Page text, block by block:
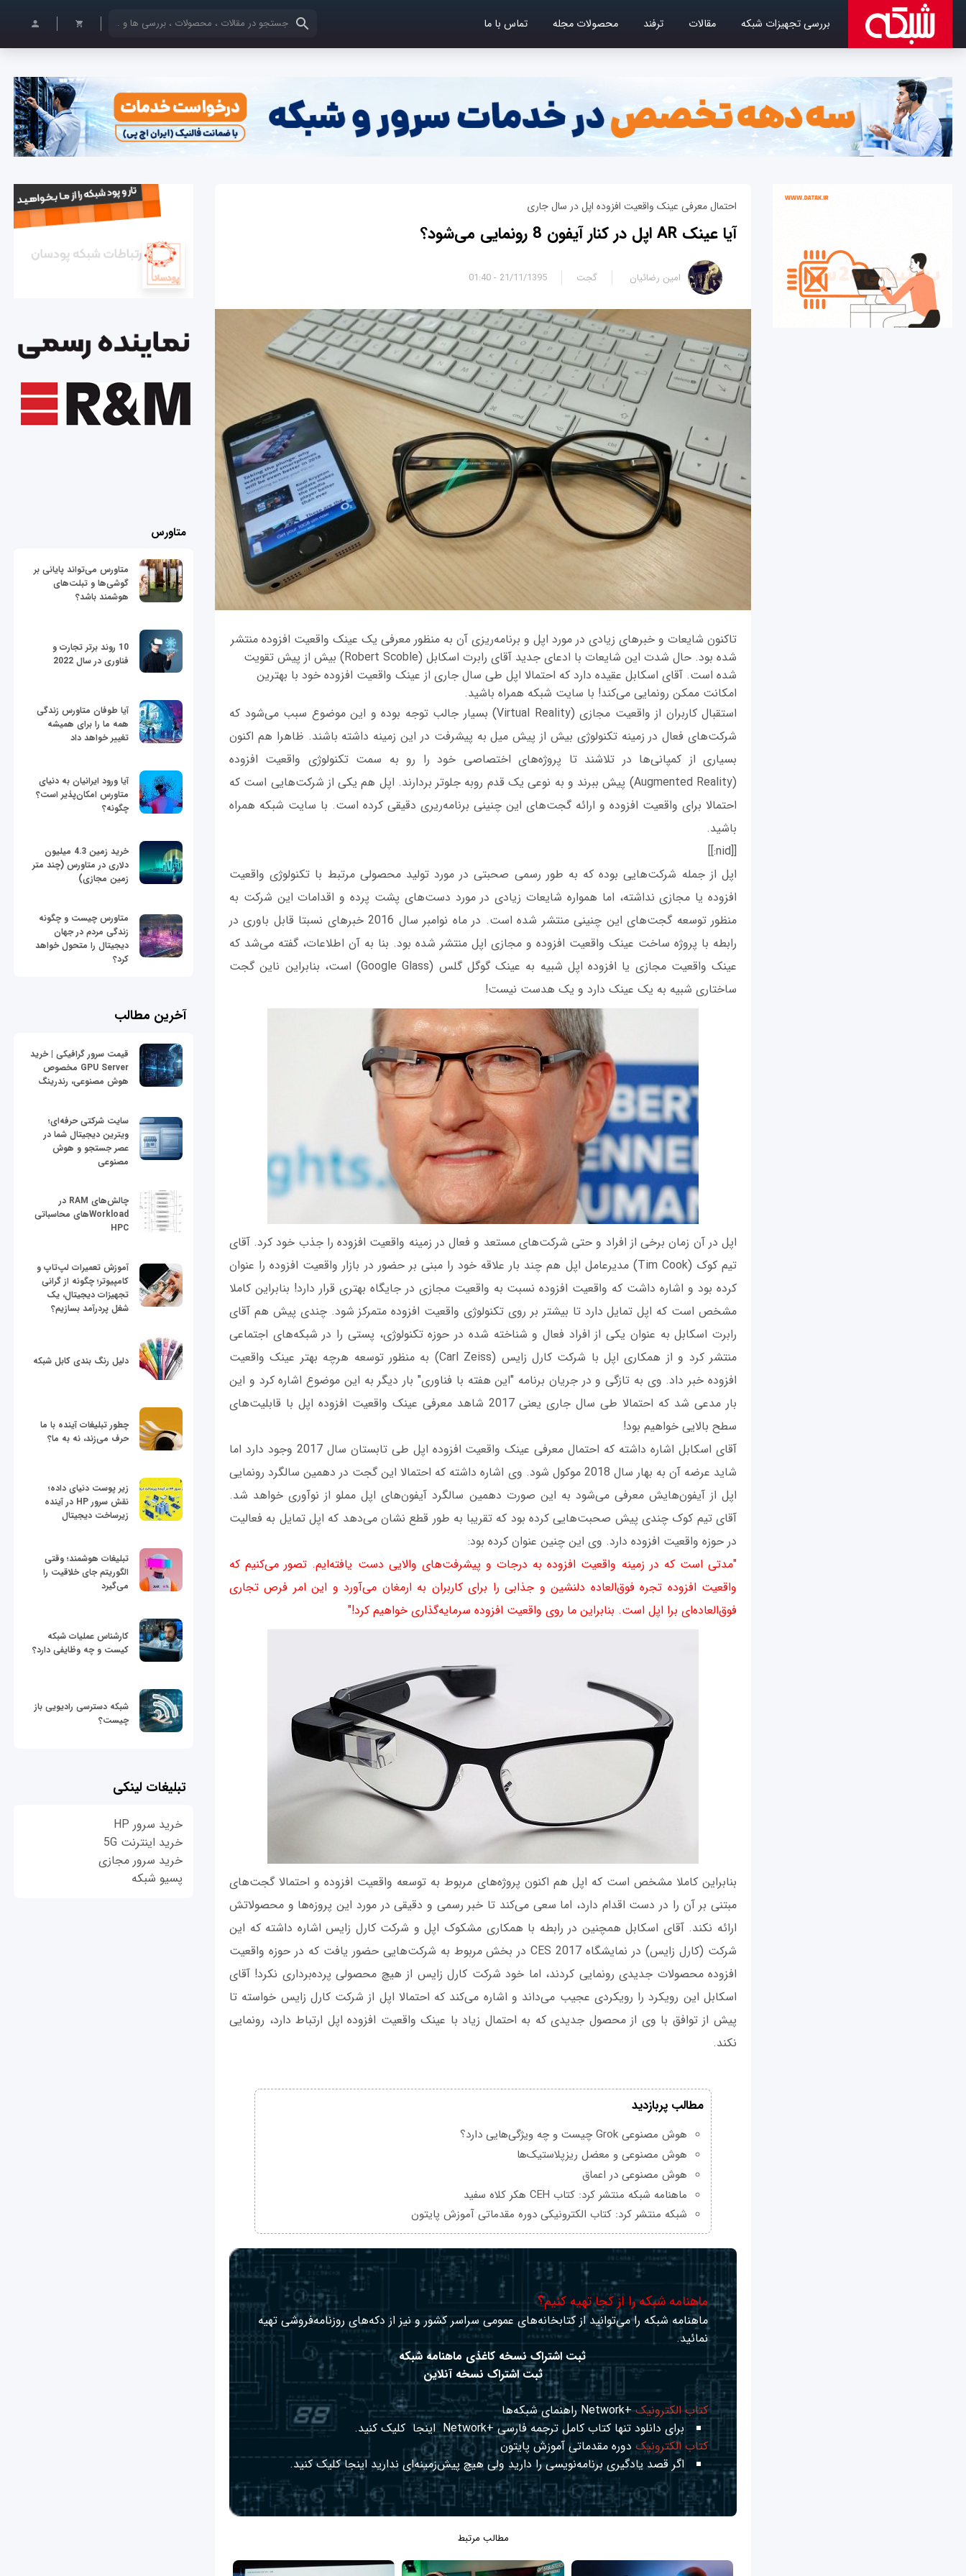
بررسی تجهیزات شبکه مقالات ترفند محصولات مجله تماس با ما کلمات کلیدی خود را وارد کنید
احتمال معرفی عینک واقعیت افزوده اپل در سال جاری
آیا عینک AR اپل در کنار آیفون 8 رونمایی می‌شود؟
21/11/1395 - 01:40 امین رضائیان گجت
تاکنون شایعات و خبرهای زیادی در مورد اپل و برنامه‌ریزی آن به منظور معرفی یک عینک واقعیت افزوده منتشر
شده بود. حال شدت این شایعات با ادعای جدید آقای رابرت اسکابل (Robert Scoble) بیش از پیش تقویت
شده است. آقای اسکابل عقیده دارد که احتمالا اپل طی سال جاری از عینک واقعیت افزوده خود با بهترین
امکانت ممکن رونمایی می‌کند! با سایت شبکه همراه باشید.
استقبال کاربران از واقعیت مجازی (Virtual Reality) بسیار جالب توجه بوده و این موضوع سبب می‌شود که
شرکت‌های فعال در زمینه تکنولوژی بیش از پیش میل به پیشرفت در این زمینه داشته باشند. ظاهرا هم اکنون
بسیاری از کمپانی‌ها در تلاشند تا پروژه‌های اختصاصی خود را رو به سمت تکنولوژی واقعیت افزوده
(Augmented Reality) پیش ببرند و به نوعی یک قدم روبه جلوتر بردارند. اپل هم یکی از شرکت‌هایی است که
احتمالا برای واقعیت افزوده و ارائه گجت‌های این چنینی برنامه‌ریری دقیقی کرده است. با سایت شبکه همراه
باشید.
[[nid:]]
اپل از جمله شرکت‌هایی بوده که به طور رسمی صحبتی در مورد تولید محصولی مرتبط با تکنولوژی واقعیت
افزوده یا مجازی نداشته، اما همواره شایعات زیادی در مورد دست‌های پشت پرده و اقدامات این شرکت به
منظور توسعه گجت‌های این چنینی منتشر شده است. در ماه نوامبر سال 2016 خبرهای نسبتا قابل باوری در
رابطه با پروژه ساخت عینک واقعیت افزوده و مجازی اپل منتشر شده بود. بنا به آن اطلاعات، گفته می‌شد که
عینک واقعیت مجازی یا افزوده اپل شبیه به عینک گوگل گلس (Google Glass) است، بنابراین ناین گجت
ساختاری شبیه به یک عینک دارد و یک هدست نیست!
اپل در آن زمان برخی از افراد و حتی شرکت‌های مستعد و فعال در زمینه واقعیت افزوده را جذب خود کرد. آقای
تیم کوک (Tim Cook) مدیرعامل اپل هم چند بار علاقه خود را مبنی بر حضور در بازار واقعیت افزوده را عنوان
کرده بود و اشاره داشت که واقعیت افزوده نسبت به واقعیت مجازی در جایگاه بهتری قرار دارد! بنابراین کاملا
مشخص است که اپل تمایل دارد تا بیشتر بر روی تکنولوژی‌ واقعیت افزوده متمرکز شود. چندی پیش هم آقای
رابرت اسکابل به عنوان یکی از افراد فعال و شناخته شده در حوزه تکنولوژی، پستی را در شبکه‌های اجتماعی
منتشر کرد و از همکاری اپل با شرکت کارل زایس (Carl Zeiss) به منظور توسعه هرچه بهتر عینک واقعیت
افزوده خبر داد. وی به تازگی و در جریان برنامه "این هفته با فناوری" بار دیگر به این موضوع اشاره کرد و این
بار مدعی شد که احتمالا طی سال جاری یعنی 2017 شاهد معرفی عینک واقعیت افزوده اپل با قابلیت‌های
سطح بالایی خواهیم بود!
آقای اسکابل اشاره داشته که احتمال معرفی عینک واقعیت افزوده اپل طی تابستان سال 2017 وجود دارد اما
شاید عرضه آن به بهار سال 2018 موکول شود. وی اشاره داشته که احتمالا این گجت در دهمین سالگرد رونمایی
اپل از آیفون‌هایش معرفی می‌شود به این صورت دهمین سالگرد آیفون‌های اپل مملو از نوآوری خواهد شد.
آقای تیم کوک چندی پیش صحبت‌هایی کرده بود که تقریبا به طور قطع نشان می‌دهد که اپل تمایل به فعالیت
در حوزه واقعیت افزوده دارد. وی این چنین عنوان کرده بود:
"مدتی است که در زمینه واقعیت افزوده به درجات و پیشرفت‌های والایی دست یافته‌ایم. تصور می‌کنیم که
واقعیت افزوده تجره فوق‌العاده دلنشین و جذابی را برای کاربران به ارمغان می‌آورد و این امر فرص تجاری
فوق‌العاده‌ای برا اپل است. بنابراین ما روی واقعیت افزوده سرمایه‌گذاری خواهیم کرد!"
بنابراین کاملا مشخص است که اپل هم اکنون پروژه‌های مربوط به توسعه واقعیت افزوده و احتمالا گجت‌های
مبتنی بر آن را در دست اقدام دارد، اما سعی می‌کند تا خبر رسمی و دقیقی در مورد این پروزه‌ها و محصولاتش
ارائه نکند. آقای اسکابل همچنین در رابطه با همکاری مشکوک اپل و شرکت کارل زایس اشاره داشته که این
شرکت (کارل زایس) در نمایشگاه CES 2017 در بخش مربوط به شرکت‌هایی حضور یافت که در حوزه واقعیت
افزوده محصولات جدیدی رونمایی کردند، اما خود شرکت کارل زایس از هیچ محصولی پرده‌برداری نکرد! آقای
اسکابل این رویکرد را رویکردی عجیب می‌داند و اشاره می‌کند که احتمالا اپل از شرکت کارل زایس خواسته تا
پیش از توافق با وی از محصول جدیدی که به احتمال زیاد با عینک واقعیت افزوده اپل ارتباط دارد، رونمایی
نکند.
مطالب پربازدید
هوش مصنوعی Grok چیست و چه ویژگی‌هایی دارد؟
هوش مصنوعی و معضل ریزپلاستیک‌ها
هوش مصنوعی در اعماق
ماهنامه شبکه منتشر کرد: کتاب CEH هکر کلاه سفید
شبکه منتشر کرد: کتاب الکترونیکی دوره مقدماتی آموزش پایتون
ماهنامه شبکه را از کجا تهیه کنیم؟
ماهنامه شبکه را می‌توانید از کتابخانه‌های عمومی سراسر کشور و نیز از دکه‌های روزنامه‌فروشی تهیه
نمائید.
ثبت اشتراک نسخه کاغذی ماهنامه شبکه
ثبت اشتراک نسخه آنلاین
کتاب الکترونیک+Network راهنمای شبکه‌ها
برای دانلود تنها کتاب کامل ترجمه فارسی +Network
اینجا کلیک کنید.
کتاب الکترونیک دوره مقدماتی آموزش پایتون
اگر قصد یادگیری برنامه‌نویسی را دارید ولی هیچ پیش‌زمینه‌ای نداریداینجا کلیک کنید.
مطالب مرتبط
متاورس
متاورس می‌تواند پایانی بر
گوشی‌ها و تبلت‌های
هوشمند باشد؟
10 روند برتر تجارت و
فناوری در سال 2022
آیا طوفان متاورس زندگی
همه ما را برای همیشه
تغییر خواهد داد
آیا ورود ایرانیان به دنیای
متاورس امکان‌پذیر است؟
چگونه؟
خرید زمین 4.3 میلیون
دلاری در متاورس (چند متر
زمین مجازی)
متاورس چیست و چگونه
زندگی مردم در جهان
دیجیتال را متحول خواهد
کرد؟
آخرین مطالب
قیمت سرور گرافیکی | خرید
GPU Server مخصوص
هوش مصنوعی، رندرینگ
سایت شرکتی حرفه‌ای؛
ویترین دیجیتال شما در
عصر جستجو و هوش
مصنوعی
چالش‌های RAM در
Workloadهای محاسباتی
HPC
آموزش تعمیرات لپ‌تاپ و
کامپیوتر؛ چگونه از گرانی
تجهیزات دیجیتال، یک
شغل پردرآمد بسازیم؟
دلیل رنگ بندی کابل شبکه
چطور تبلیغات آینده با ما
حرف می‌زند، نه به ما؟
زیر پوست دنیای داده؛
نقش سرور HP در آینده
زیرساخت دیجیتال
تبلیغات هوشمند؛ وقتی
الگوریتم جای خلاقیت را
می‌گیرد
کارشناس عملیات شبکه
کیست و چه وظایفی دارد؟
شبکه دسترسی رادیویی باز
چیست؟
تبلیغات لینکی
خرید سرور HP
خرید اینترنت 5G
خرید سرور مجازی
پسیو شبکه